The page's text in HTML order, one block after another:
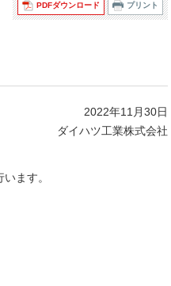
PDFダウンロード プリント
2022年11月30日
ダイハツ工業株式会社
ます。